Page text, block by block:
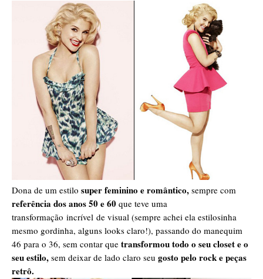
Dona de um estilo super feminino e romântico, sempre com
referência dos anos 50 e 60 que teve uma
transformação incrível de visual (sempre achei ela estilosinha
mesmo gordinha, alguns looks claro!), passando do manequim
46 para o 36, sem contar que transformou todo o seu closet e o
seu estilo, sem deixar de lado claro seu gosto pelo rock e peças
retrô.